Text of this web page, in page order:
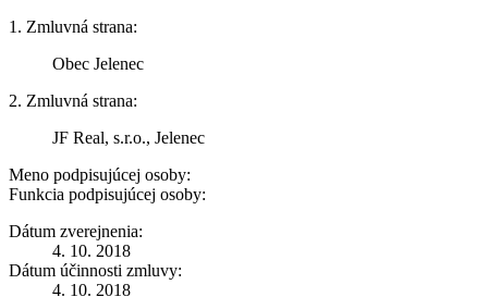
1. Zmluvná strana:
Obec Jelenec
2. Zmluvná strana:
JF Real, s.r.o., Jelenec
Meno podpisujúcej osoby:
Funkcia podpisujúcej osoby:
Dátum zverejnenia:
4. 10. 2018
Dátum účinnosti zmluvy:
4. 10. 2018